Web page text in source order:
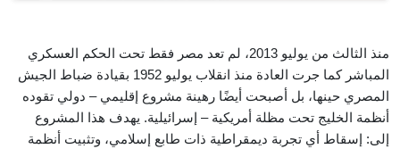
منذ الثالث من يوليو 2013، لم تعد مصر فقط تحت الحكم العسكري
المباشر كما جرت العادة منذ انقلاب يوليو 1952 بقيادة ضباط الجيش
المصري حينها، بل أصبحت أيضًا رهينة مشروع إقليمي – دولي تقوده
أنظمة الخليج تحت مظلة أمريكية – إسرائيلية. يهدف هذا المشروع
إلى: إسقاط أي تجربة ديمقراطية ذات طابع إسلامي، وتثبيت أنظمة